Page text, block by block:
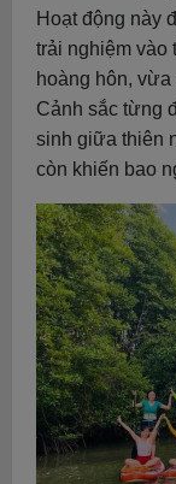
Hoạt động này
trải nghiệm vào
hoàng hôn,
Cảnh sắc từng
sinh giữa thiên
còn khiến bao